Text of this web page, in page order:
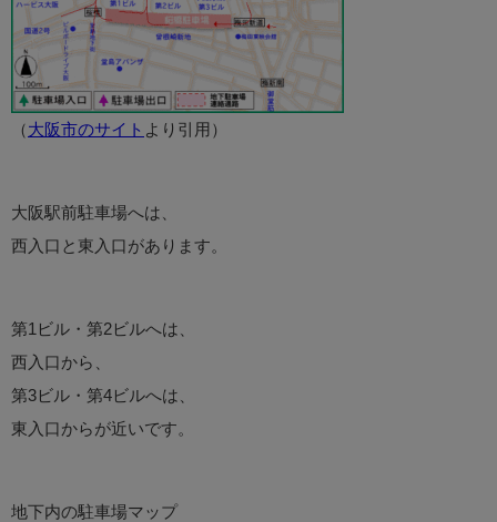
（ 大阪市のサイト より引用）
大阪駅前駐車場へは、
西入口と東入口があります。
第1ビル・第2ビルへは、
西入口から、
第3ビル・第4ビルへは、
東入口からが近いです。
地下内の駐車場マップ